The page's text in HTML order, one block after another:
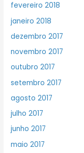
fevereiro 2018
janeiro 2018
dezembro 2017
novembro 2017
outubro 2017
setembro 2017
agosto 2017
julho 2017
junho 2017
maio 2017